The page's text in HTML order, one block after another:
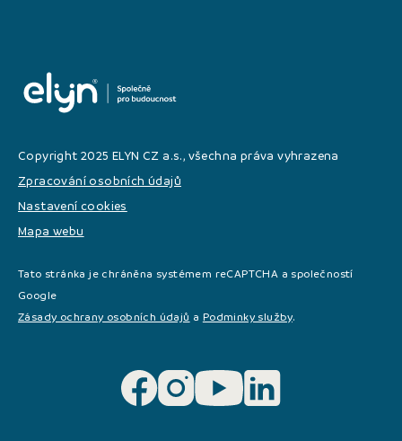
Copyright 2025 ELYN CZ a.s., všechna práva vyhrazena
Zpracování osobních údajů
Nastavení cookies
Mapa webu
Tato stránka je chráněna systémem reCAPTCHA a společností
Google
Zásady ochrany osobních údajů a Podminky služby.